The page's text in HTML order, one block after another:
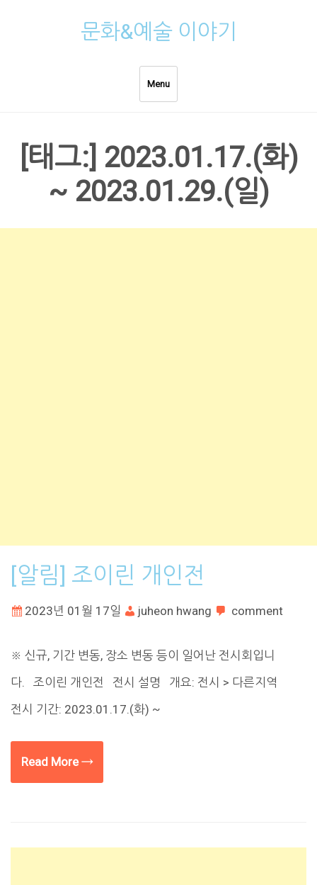
문화&예술 이야기
Menu
[태그:] 2023.01.17.(화)
~ 2023.01.29.(일)
[알림] 조이린 개인전
2023년 01월 17일 juheon hwang comment
※ 신규, 기간 변동, 장소 변동 등이 일어난 전시회입니
다. 조이린 개인전 전시 설명 개요: 전시 > 다른지역
전시 기간: 2023.01.17.(화) ~
Read More →